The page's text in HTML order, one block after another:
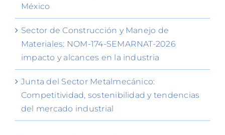
México
Sector de Construcción y Manejo de
Materiales: NOM-174-SEMARNAT-2026
impacto y alcances en la industria
Junta del Sector Metalmecánico:
Competitividad, sostenibilidad y tendencias
del mercado industrial